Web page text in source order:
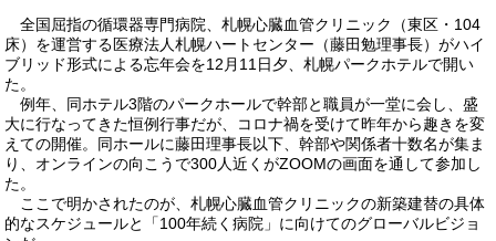
全国屈指の循環器専門病院、札幌心臓血管クリニック（東区・104
床）を運営する医療法人札幌ハートセンター（藤田勉理事長）がハイ
ブリッド形式による忘年会を12月11日夕、札幌パークホテルで開い
た。
例年、同ホテル3階のパークホールで幹部と職員が一堂に会し、盛
大に行なってきた恒例行事だが、コロナ禍を受けて昨年から趣きを変
えての開催。同ホールに藤田理事長以下、幹部や関係者十数名が集ま
り、オンラインの向こうで300人近くがZOOMの画面を通して参加し
た。
ここで明かされたのが、札幌心臓血管クリニックの新築建替の具体
的なスケジュールと「100年続く病院」に向けてのグローバルビジョ